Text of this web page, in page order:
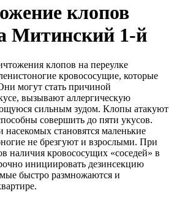
клопов
Митинский 1-й
клопов на переулке
кровососущие, которые
могут стать причиной
вызывают аллергическую
сильным зудом. Клопы атакуют
совершить до пяти укусов.
становятся маленькие
не брезгуют и взрослыми. При
наличия кровососущих «соседей» в
инициировать дезинсекцию
быстро размножаются и